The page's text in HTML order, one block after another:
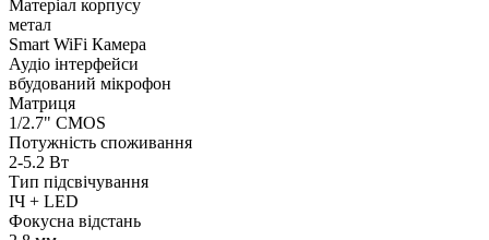
Матеріал корпусу
метал
Smart WiFi Камера
Аудіо інтерфейси
вбудований мікрофон
Матриця
1/2.7" CMOS
Потужність споживання
2-5.2 Вт
Тип підсвічування
ІЧ + LED
Фокусна відстань